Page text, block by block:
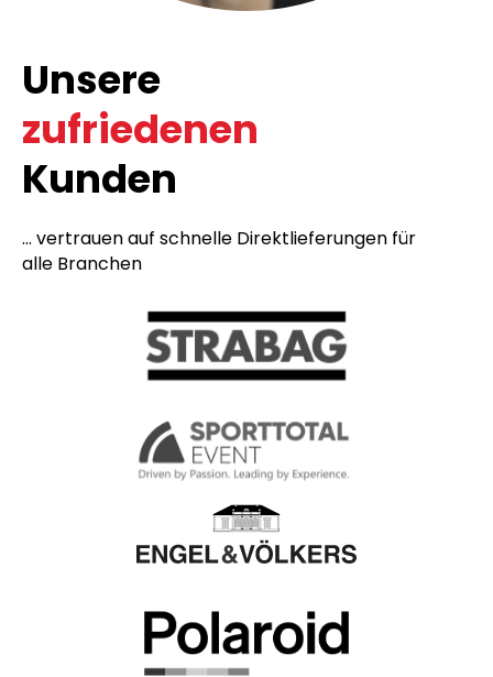
Unsere
zufriedenen
Kunden
... vertrauen auf schnelle Direktlieferungen für
alle Branchen